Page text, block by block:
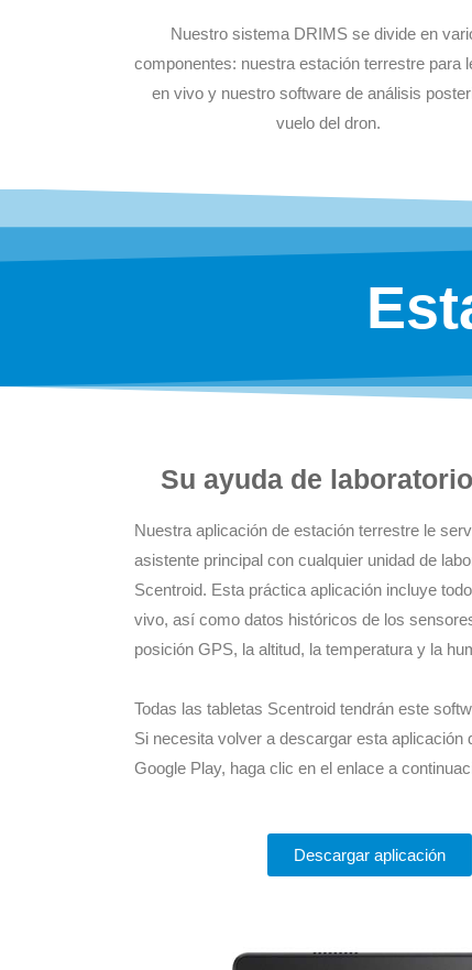
Nuestro sistema DRIMS se divide en
componentes: nuestra estación terrestre para
en vivo y nuestro software de análisis
vuelo del dron.
Su ayuda de
Nuestra aplicación de estación terrestre le
asistente principal con cualquier unidad de
Scentroid. Esta práctica aplicación incluye
vivo, así como datos históricos de los
posición GPS, la altitud, la temperatura y la
Todas las tabletas Scentroid tendrán este
Si necesita volver a descargar esta aplicación
Google Play, haga clic en el enlace a
Descargar aplicación